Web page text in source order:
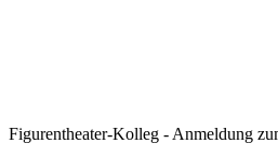
Figurentheater-Kolleg - Anmeldung